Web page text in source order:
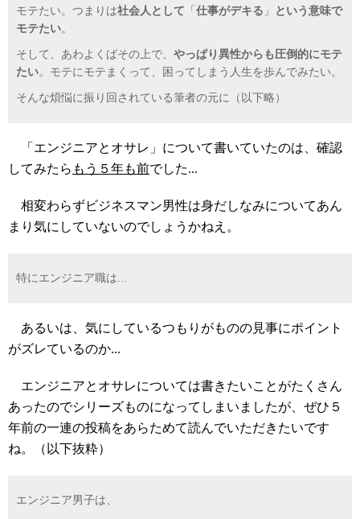
モテたい。つまりは社会人として 「 仕事がデキる 」
という意味で
モテたい。
そして、あわよくばその上で、 やっぱり異性からも圧倒的にモテ
たい。モテにモテまくって、困ってしまう人生を歩んでみたい。
そんな煩悩に振り回されている筆者の元に（以下略）
「エンジニアとオサレ」について書いていたのは、確認
してみたら もう５年も前でした...
相変わらずビジネスマン男性は身だしなみについてあん
まり気にしていないのでしょうかねえ。
特にエンジニア職は...
あるいは、気にしているつもりがものの見事にポイント
がズレているのか...
エンジニアとオサレについては書きたいことがたくさん
あったのでシリーズものになってしまいましたが、ぜひ５
年前の一連の投稿をあらためて読んでいただきたいです
ね。（以下抜粋）
エンジニア男子は、